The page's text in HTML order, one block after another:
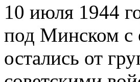
10 июля 1944
под Минском с
остались от